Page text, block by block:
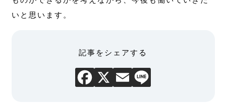
いと思います。
記事をシェアする